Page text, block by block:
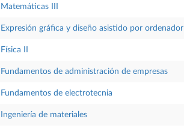
Matemáticas III
Expresión gráfica y diseño asistido por ordenador
Física II
Fundamentos de administración de empresas
Fundamentos de electrotecnia
Ingeniería de materiales